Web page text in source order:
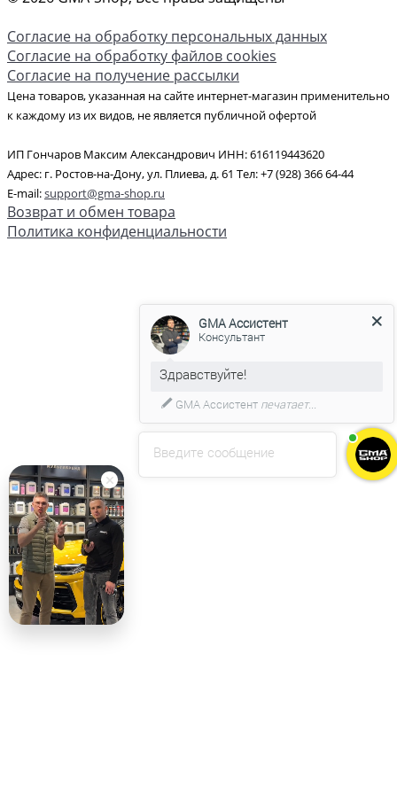
Согласие на обработку персональных данных
Согласие на обработку файлов cookies
Согласие на получение рассылки
Цена товаров, указанная на сайте интернет-магазин применительно
к каждому из их видов, не является публичной офертой
ИП Гончаров Максим Александрович ИНН: 616119443620
Адрес: г. Ростов-на-Дону, ул. Плиева, д. 61 Тел: +7 (928) 366 64-44
E-mail:support@gma-shop.ru
Возврат и обмен товара
Политика конфиденциальности
Введите сообщение
GMA Ассистент
Консультант
GMA Ассистент печатает...